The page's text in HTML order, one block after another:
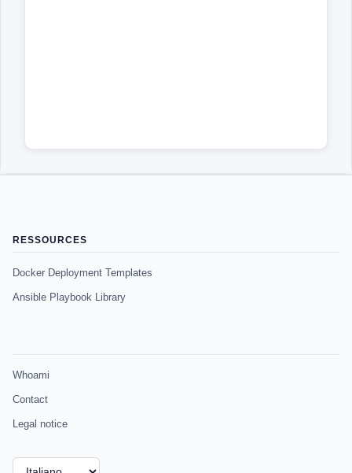
RESSOURCES
Docker Deployment Templates
Ansible Playbook Library
Whoami
Contact
Legal notice
Scegli